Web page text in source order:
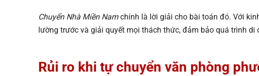
Chuyển Nhà Miền Namchính là lời giải cho bài toán đó. Với
lường trước và giải quyết mọi thách thức, đảm bảo quá trình
Rủi ro khi tự chuyển văn phòng